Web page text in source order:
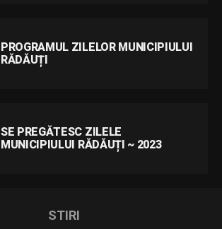
PROGRAMUL ZILELOR MUNICIPIULUI
RĂDĂUȚI
SE PREGĂTESC ZILELE
MUNICIPIULUI RĂDĂUȚI ~ 2023
STIRI